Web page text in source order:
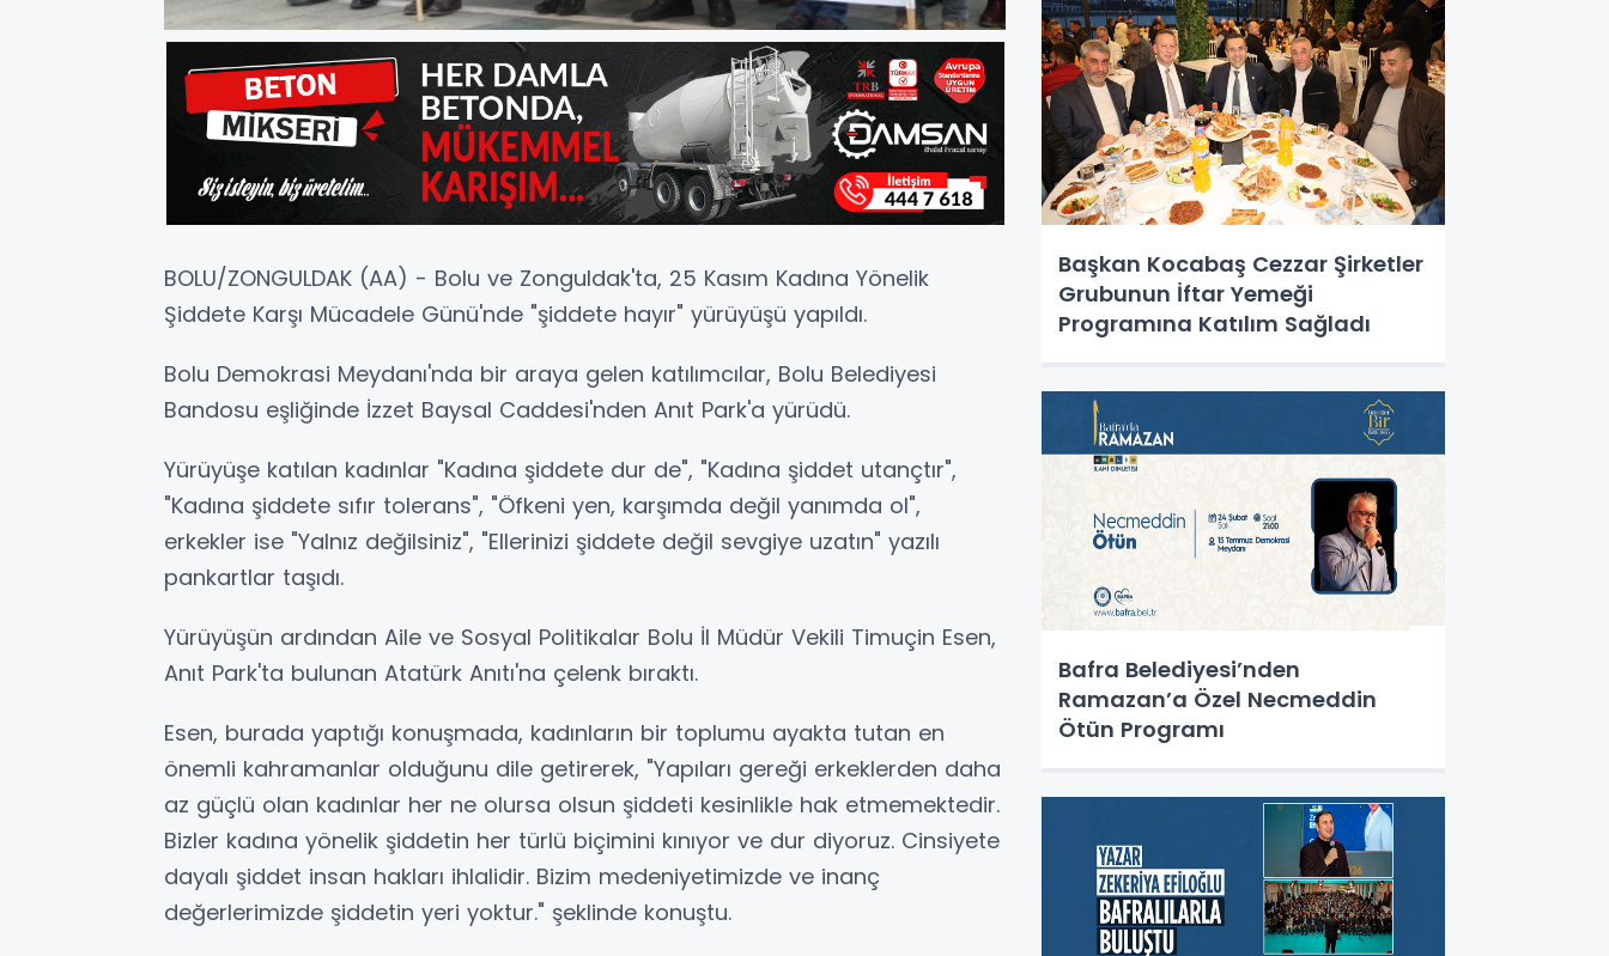
BOLU/ZONGULDAK (AA) - Bolu ve Zonguldak'ta, 25 Kasım Kadına Yönelik
Şiddete Karşı Mücadele Günü'nde "şiddete hayır" yürüyüşü yapıldı.
Bolu Demokrasi Meydanı'nda bir araya gelen katılımcılar, Bolu Belediyesi
Bandosu eşliğinde İzzet Baysal Caddesi'nden Anıt Park'a yürüdü.
Yürüyüşe katılan kadınlar "Kadına şiddete dur de", "Kadına şiddet utançtır",
"Kadına şiddete sıfır tolerans", "Öfkeni yen, karşımda değil yanımda ol",
erkekler ise "Yalnız değilsiniz", "Ellerinizi şiddete değil sevgiye uzatın" yazılı
pankartlar taşıdı.
Yürüyüşün ardından Aile ve Sosyal Politikalar Bolu İl Müdür Vekili Timuçin Esen,
Anıt Park'ta bulunan Atatürk Anıtı'na çelenk bıraktı.
Esen, burada yaptığı konuşmada, kadınların bir toplumu ayakta tutan en
önemli kahramanlar olduğunu dile getirerek, "Yapıları gereği erkeklerden daha
az güçlü olan kadınlar her ne olursa olsun şiddeti kesinlikle hak etmemektedir.
Bizler kadına yönelik şiddetin her türlü biçimini kınıyor ve dur diyoruz. Cinsiyete
dayalı şiddet insan hakları ihlalidir. Bizim medeniyetimizde ve inanç
değerlerimizde şiddetin yeri yoktur." şeklinde konuştu.
Başkan Kocabaş Cezzar Şirketler
Grubunun İftar Yemeği
Programına Katılım Sağladı
Bafra Belediyesi’nden
Ramazan’a Özel Necmeddin
Ötün Programı